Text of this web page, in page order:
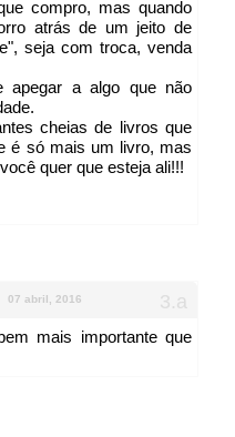
compro, mas quando
atrás de um jeito de
seja com troca, venda
apegar a algo que não
cheias de livros que
é só mais um livro, mas
quer que esteja ali!!!
07 abril, 2016
mais importante que